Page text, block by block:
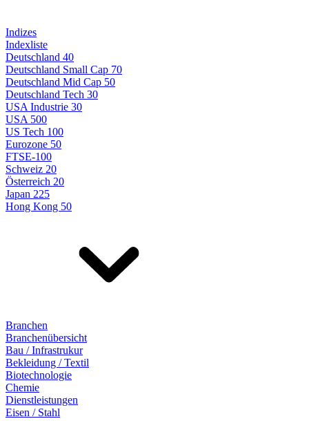
Indizes
Indexliste
Deutschland 40
Deutschland Small Cap 70
Deutschland Mid Cap 50
Deutschland Tech 30
USA Industrie 30
USA 500
US Tech 100
Eurozone 50
FTSE-100
Schweiz 20
Österreich 20
Japan 225
Hong Kong 50
Branchen
Branchenübersicht
Bau / Infrastrukur
Bekleidung / Textil
Biotechnologie
Chemie
Dienstleistungen
Eisen / Stahl